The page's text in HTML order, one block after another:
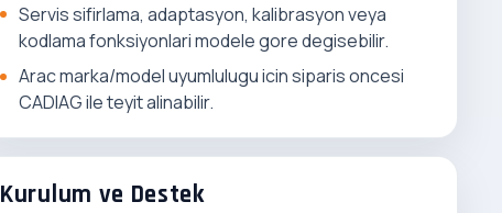
Servis sifirlama, adaptasyon, kalibrasyon veya
kodlama fonksiyonlari modele gore degisebilir.
Arac marka/model uyumlulugu icin siparis oncesi
CADIAG ile teyit alinabilir.
Kurulum ve Destek